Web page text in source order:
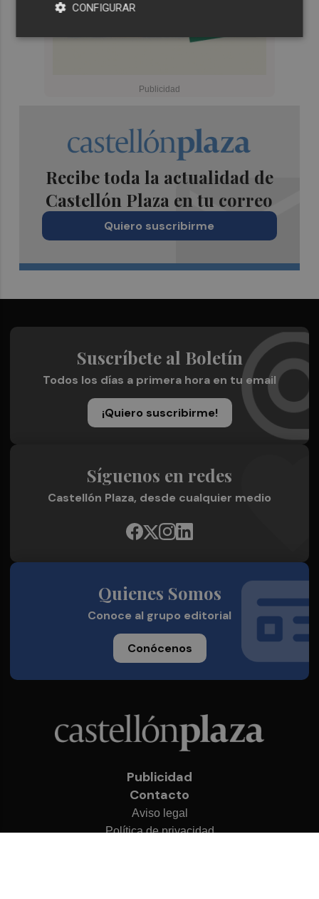
Recibe toda la actualidad de
Castellón Plaza en tu correo
Quiero suscribirme
Suscríbete al Boletín
Todos los días a primera hora en tu email
¡Quiero suscribirme!
Síguenos en redes
Castellón Plaza, desde cualquier medio
Quienes Somos
Conoce al grupo editorial
Conócenos
Publicidad
Contacto
Aviso legal
Política de privacidad
CONFIGURAR